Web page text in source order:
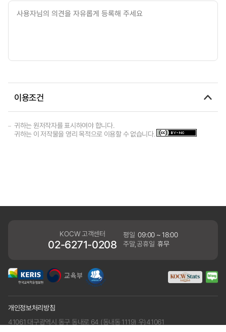
이용조건
귀하는 원저작자를 표시하여야 합니다.
귀하는 이 저작물을 영리 목적으로 이용할 수 없습니다.
KOCW 고객센터
02-6271-0208
평일 09:00 ~ 18:00
주말,공휴일 휴무
개인정보처리방침
41061 대구광역시 동구 동내로 64 (동내동 1119) 우)41061